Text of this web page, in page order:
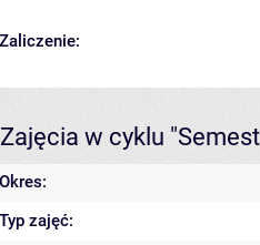
Zaliczenie:
Zajęcia w cyklu
Okres:
Typ zajęć: